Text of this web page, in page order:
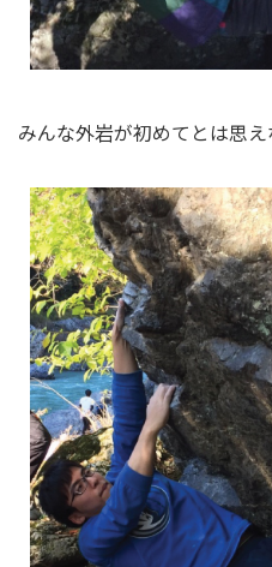
みんな外岩が初めてとは思え